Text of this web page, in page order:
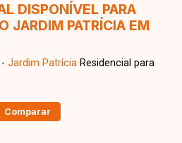
DISPONÍVEL PARA
JARDIM PATRÍCIA EM
- Jardim Patrícia Residencial para
Comparar